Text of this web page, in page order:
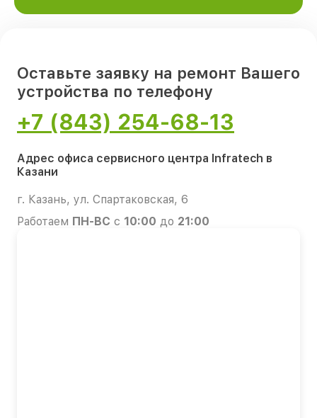
Оставьте заявку на ремонт Вашего
устройства по телефону
+7 (843) 254-68-13
Адрес офиса сервисного центра Infratech в
Казани
г. Казань, ул. Спартаковская, 6
Работаем ПН-ВС с 10:00 до 21:00